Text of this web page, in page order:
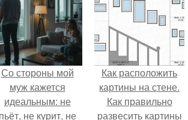
Со стороны мой
муж кажется
идеальным: не
пьёт, не курит, не
Как расположить
картины на стене.
Как правильно
развесить картины